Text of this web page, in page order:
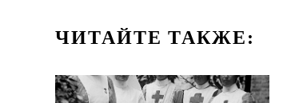
ЧИТАЙТЕ ТАКЖЕ: